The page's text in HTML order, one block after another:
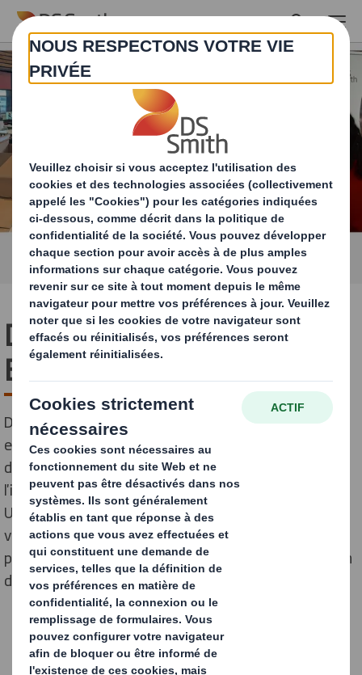
Skip to main content
DS Smith au Forum
Entreprises Esepac 2026
Début février, DS Smith a participé au forum
entreprises de l'ESEPAC, école de référence dans les
domaines du packaging, de la chimie et de
l'industrialisation des emballages.
Une présence qui s'inscrit pleinement dans notre
volonté de renforcer les liens avec les écoles, de
partager nos expertises et de contribuer à l'orientation
des jeunes talents.